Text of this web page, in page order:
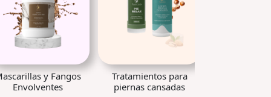
y Fangos
Envolventes
Tratamientos para
piernas cansadas